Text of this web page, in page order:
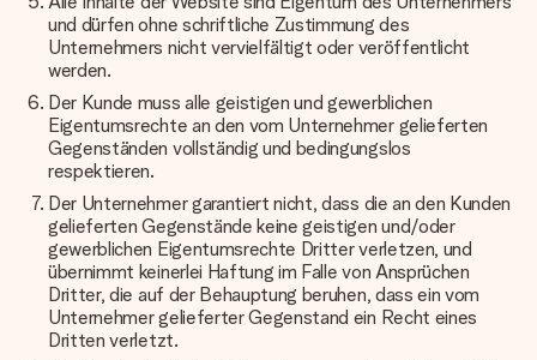
und dürfen ohne schriftliche Zustimmung des
Unternehmers nicht vervielfältigt oder veröffentlicht
werden.
Der Kunde muss alle geistigen und gewerblichen
Eigentumsrechte an den vom Unternehmer gelieferten
Gegenständen vollständig und bedingungslos
respektieren.
Der Unternehmer garantiert nicht, dass die an den Kunden
gelieferten Gegenstände keine geistigen und/oder
gewerblichen Eigentumsrechte Dritter verletzen, und
übernimmt keinerlei Haftung im Falle von Ansprüchen
Dritter, die auf der Behauptung beruhen, dass ein vom
Unternehmer gelieferter Gegenstand ein Recht eines
Dritten verletzt.